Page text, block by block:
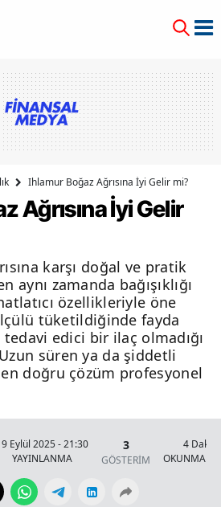
Ihlamur Boğaz Ağrısına İyi Gelir mi?
Ağrısına İyi Gelir
karşı doğal ve pratik
aynı zamanda bağışıklığı
özellikleriyle öne
tüketildiğinde fayda
edici bir ilaç olmadığı
süren ya da şiddetli
en doğru çözüm profesyonel
Eylül 2025 - 21:30
YAYINLANMA
3
GÖSTERİM
4 Dakika
OKUNMA